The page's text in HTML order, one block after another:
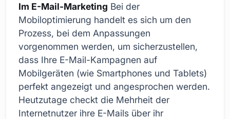
Im E-Mail-Marketing Bei der
Mobiloptimierung handelt es sich um den
Prozess, bei dem Anpassungen
vorgenommen werden, um sicherzustellen,
dass Ihre E-Mail-Kampagnen auf
Mobilgeräten (wie Smartphones und Tablets)
perfekt angezeigt und angesprochen werden.
Heutzutage checkt die Mehrheit der
Internetnutzer ihre E-Mails über ihr